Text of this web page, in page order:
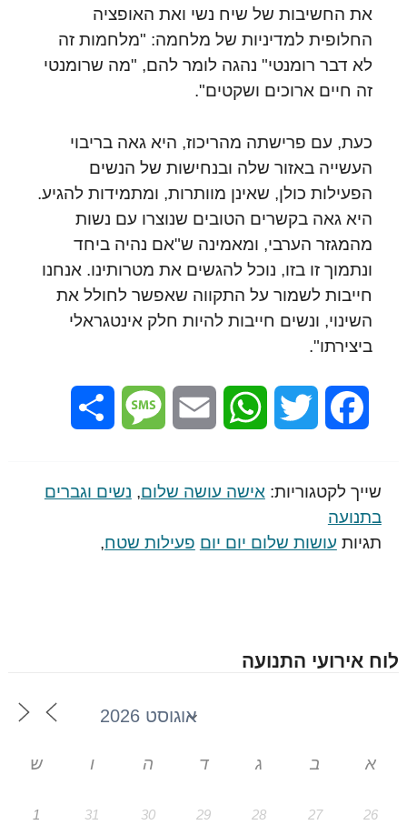
את החשיבות של שיח נשי ואת האופציה
החלופית למדיניות של מלחמה: "מלחמות זה
לא דבר רומנטי" נהגה לומר להם, "מה שרומנטי
זה חיים ארוכים ושקטים".
כעת, עם פרישתה מהריכוז, היא גאה בריבוי
העשייה באזור שלה ובנחישות של הנשים
הפעילות כולן, שאינן מוותרות, ומתמידות להגיע.
היא גאה בקשרים הטובים שנוצרו עם נשות
מהמגזר הערבי, ומאמינה ש"אם נהיה ביחד
ונתמוך זו בזו, נוכל להגשים את מטרותינו. אנחנו
חייבות לשמור על התקווה שאפשר לחולל את
השינוי, ונשים חייבות להיות חלק אינטגראלי
ביצירתו".
Facebook
Twitter
WhatsApp
Email
Message
שייך לקטגוריות: אישה עושה שלום, נשים וגברים
בתנועה
תגיות עושות שלום יום יום פעילות שטח,
לוח אירועי התנועה
א ב ג ד ה ו ש
26
27
28
29
30
31
1